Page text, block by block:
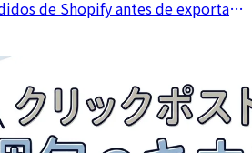
de Shopify antes de exportar
a empaquetar.